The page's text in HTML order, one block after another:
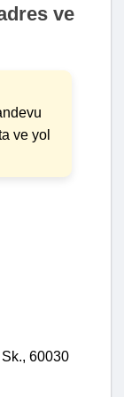
ve
ve yol
60030